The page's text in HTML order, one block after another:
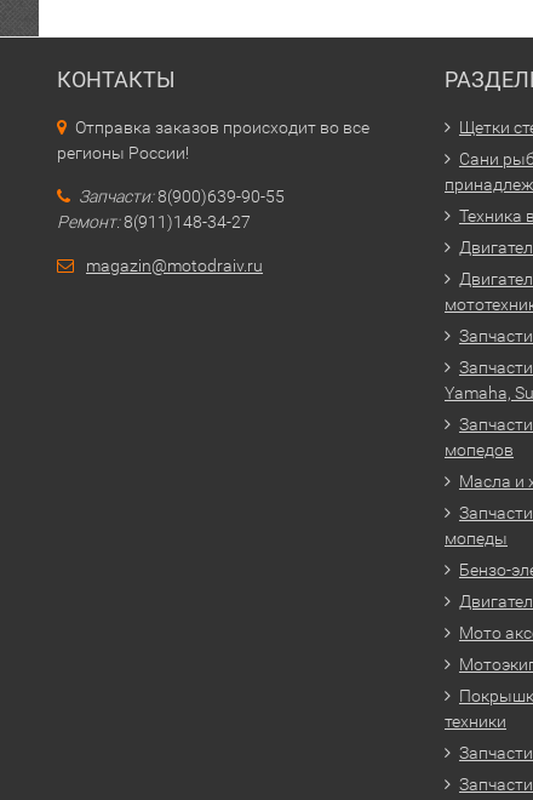
КОНТАКТЫ
Отправка заказов происходит во все
регионы России!
Запчасти:8(900)639-90-55
Ремонт:8(911)148-34-27
magazin@motodraiv.ru
Щетки
Сани
Техника
Yamaha,
мопедов
Масла и
мопеды
Бензо-
Мото
техники